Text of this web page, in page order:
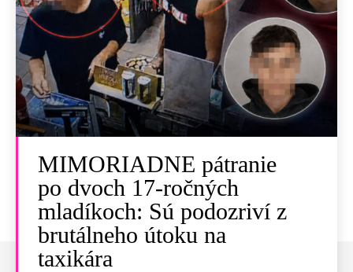
MIMORIADNE pátranie
po dvoch 17-ročných
mladíkoch: Sú podozriví z
brutálneho útoku na
taxikára